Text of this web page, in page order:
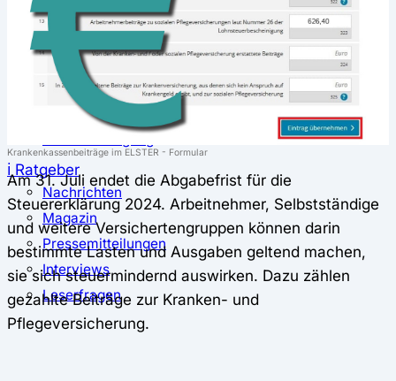
Krankenkassenvergleich
Krankenkassenrechner
↔ Wechsel
Krankenkassenwechsel
Kündigung
ℹ Ratgeber
Nachrichten
Magazin
Pressemitteilungen
Interviews
Leserfragen
Krankenkassenbeiträge im ELSTER - Formular
Am 31. Juli endet die Abgabefrist für die
Steuererklärung 2024. Arbeitnehmer, Selbstständige
und weitere Versichertengruppen können darin
bestimmte Lasten und Ausgaben geltend machen,
sie sich steuermindernd auswirken. Dazu zählen
gezahlte Beiträge zur Kranken- und
Pflegeversicherung.